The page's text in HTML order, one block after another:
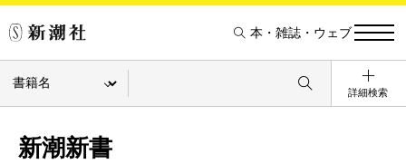
本・雑誌・ウェブ
詳細検索
新潮新書